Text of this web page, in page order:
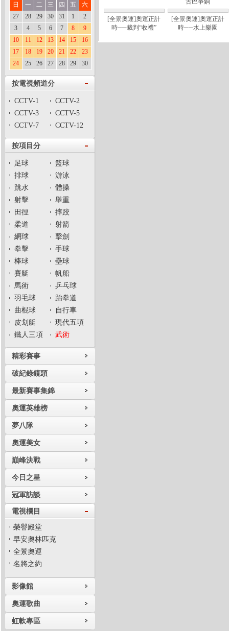
日
一 二 三 四 五
六
27
28 29 30 31 1
2
3
4 5 6 7 8
9
10
11 12 13 14 15
16
17
18 19 20 21 22
23
24
25 26 27 28 29 30
按電視頻道分
CCTV-1
CCTV-2
CCTV-3
CCTV-5
CCTV-7
CCTV-12
按項目分
足球
籃球
排球
游泳
跳水
體操
射擊
舉重
田徑
摔跤
柔道
射箭
網球
擊劍
拳擊
手球
棒球
壘球
賽艇
帆船
馬術
乒乓球
羽毛球
跆拳道
曲棍球
自行車
皮划艇
現代五項
鐵人三項
武術
精彩賽事
破紀錄鏡頭
最新賽事集錦
奧運英雄榜
夢八隊
奧運美女
巔峰決戰
今日之星
冠軍訪談
電視欄目
榮譽殿堂
早安奧林匹克
全景奧運
名將之約
影像館
奧運歌曲
虹軟專區
古巴爭銅
[全景奧運]奧運正計
時──裁判“收禮”
[全景奧運]奧運正計
時──水上樂園